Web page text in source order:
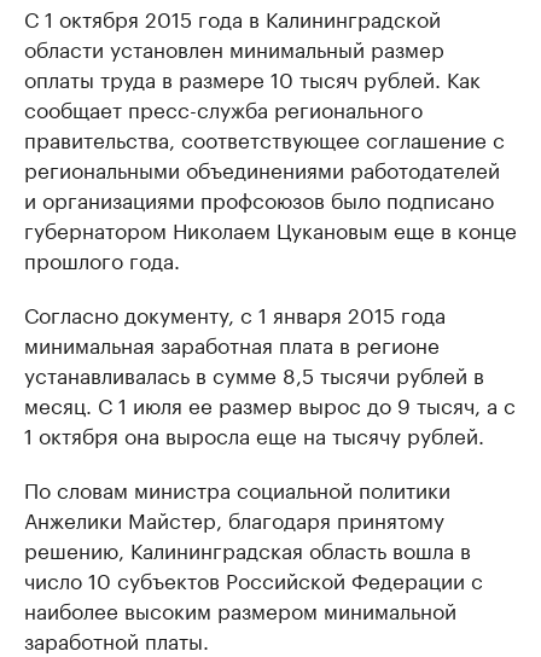
С 1 октября 2015 года в Калининградской
области установлен минимальный размер
оплаты труда в размере 10 тысяч рублей. Как
сообщает пресс-служба регионального
правительства, соответствующее соглашение с
региональными объединениями работодателей
и организациями профсоюзов было подписано
губернатором Николаем Цукановым еще в конце
прошлого года.
Согласно документу, с 1 января 2015 года
минимальная заработная плата в регионе
устанавливалась в сумме 8,5 тысячи рублей в
месяц. С 1 июля ее размер вырос до 9 тысяч, а с
1 октября она выросла еще на тысячу рублей.
По словам министра социальной политики
Анжелики Майстер, благодаря принятому
решению, Калининградская область вошла в
число 10 субъектов Российской Федерации с
наиболее высоким размером минимальной
заработной платы.